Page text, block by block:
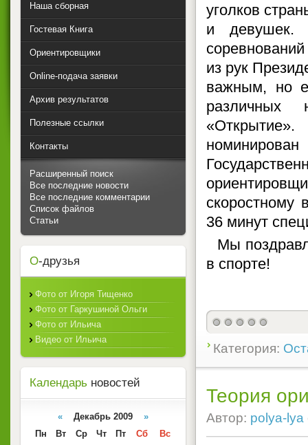
уголков
и девушек.
из рук
важным, но
различных
скоростному
36 минут
Мы
в спорте!
Категория:
Теория
Автор: polya-lya
Наша сборная
Гостевая Книга
Ориентировщики
Online-подача заявки
Архив результатов
Полезные ссылки
Контакты
Расширенный поиск
Все последние новости
Все последние комментарии
Список файлов
Статьи
О-друзья
Фото от Игоря Тищенко
Фото от Гаркушиной Ольги
Фото от Ильича
Видео от Ильича
Календарь новостей
« Декабрь 2009 »
Пн
Вт Ср Чт Пт Сб
Вс